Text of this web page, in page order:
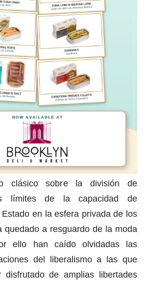
clásico sobre la división de
límites de la capacidad de
en la esfera privada de los
quedado a resguardo de la moda
ello han caído olvidadas las
del liberalismo a las que
disfrutado de amplias libertades